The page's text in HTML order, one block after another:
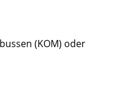
(KOM) oder